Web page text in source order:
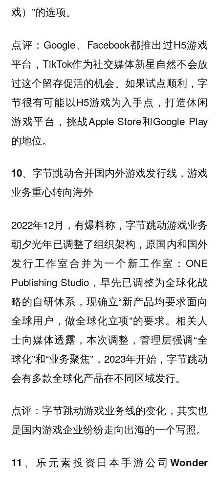
戏）”的选项。
点评： Google、Facebook都推出过H5游戏
平台，TikTok作为社交媒体新星自然不会放
过这个留存促活的机会。如果试点顺利，字
节很有可能以H5游戏为入手点，打造休闲
游戏平台，挑战Apple Store和Google Play
的地位。
10、字节跳动合并国内外游戏发行线，游戏
业务重心转向海外
2022年12月，有爆料称，字节跳动游戏业务
朝夕光年已调整了组织架构，原国内和国外
发行工作室合并为一个新工作室：ONE
Publishing Studio，早先已调整为全球化战
略的自研体系，现确立“新产品均要求面向
全球用户，做全球化立项”的要求。相关人
士向媒体透露，本次调整，管理层强调“全
球化”和“业务聚焦”，2023年开始，字节跳动
会有多款全球化产品在不同区域发行。
点评：字节跳动游戏业务线的变化，其实也
是国内游戏企业纷纷走向出海的一个写照。
11、乐元素投资日本手游公司Wonder